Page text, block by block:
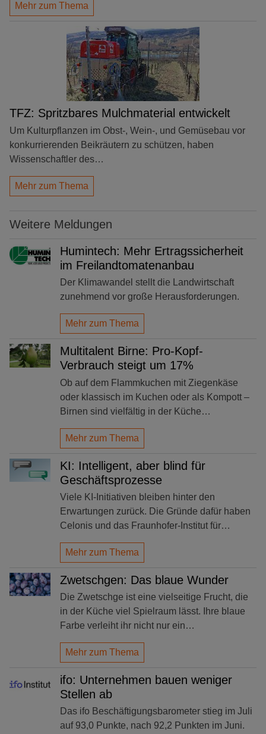
Mehr zum Thema
TFZ: Spritzbares Mulchmaterial entwickelt
Um Kulturpflanzen im Obst-, Wein-, und Gemüsebau vor
konkurrierenden Beikräutern zu schützen, haben
Wissenschaftler des…
Mehr zum Thema
Weitere Meldungen
Humintech: Mehr Ertragssicherheit
im Freilandtomatenanbau
Der Klimawandel stellt die Landwirtschaft
zunehmend vor große Herausforderungen.
Mehr zum Thema
Multitalent Birne: Pro-Kopf-
Verbrauch steigt um 17%
Ob auf dem Flammkuchen mit Ziegenkäse
oder klassisch im Kuchen oder als Kompott –
Birnen sind vielfältig in der Küche…
Mehr zum Thema
KI: Intelligent, aber blind für
Geschäftsprozesse
Viele KI-Initiativen bleiben hinter den
Erwartungen zurück. Die Gründe dafür haben
Celonis und das Fraunhofer-Institut für…
Mehr zum Thema
Zwetschgen: Das blaue Wunder
Die Zwetschge ist eine vielseitige Frucht, die
in der Küche viel Spielraum lässt. Ihre blaue
Farbe verleiht ihr nicht nur ein…
Mehr zum Thema
ifo: Unternehmen bauen weniger
Stellen ab
Das ifo Beschäftigungsbarometer stieg im Juli
auf 93,0 Punkte, nach 92,2 Punkten im Juni.